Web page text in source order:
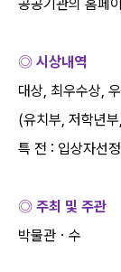
공공기관의 홈페
◎ 시상내역
대상, 최우수상,
(유치부, 저학년부,
특 전 : 입상자선
◎ 주최 및 주관
박물관ㆍ수